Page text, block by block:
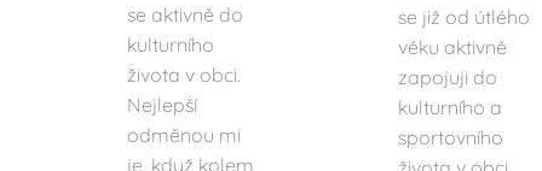
se aktivně do
kulturního
života v obci.
Nejlepší
odměnou mi
je, když kolem
se již od útlého
věku aktivně
zapojuji do
kulturního a
sportovního